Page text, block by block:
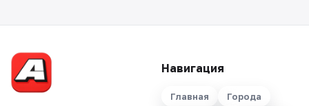
Навигация
Главная
Города